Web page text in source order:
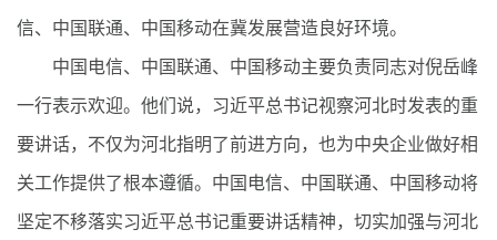
信、中国联通、中国移动在冀发展营造良好环境。
中国电信、中国联通、中国移动主要负责同志对倪岳峰
一行表示欢迎。他们说，习近平总书记视察河北时发表的重
要讲话，不仅为河北指明了前进方向，也为中央企业做好相
关工作提供了根本遵循。中国电信、中国联通、中国移动将
坚定不移落实习近平总书记重要讲话精神，切实加强与河北